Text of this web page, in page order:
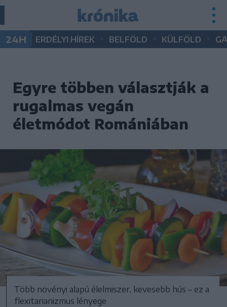
24H ERDÉLYI HÍREK BELFÖLD KÜLFÖLD
Egyre többen választják a
rugalmas vegán
életmódot Romániában
Több növényi alapú élelmiszer, kevesebb hús – ez a
flexitarianizmus lényege